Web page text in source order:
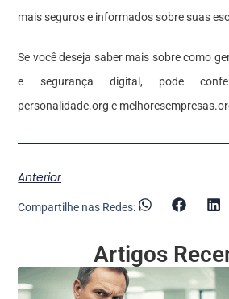
mais seguros e informados sobre suas
Se você deseja saber mais sobre como
e segurança digital, pode
personalidade.org e
Anterior
Compartilhe nas Redes:
Artigos